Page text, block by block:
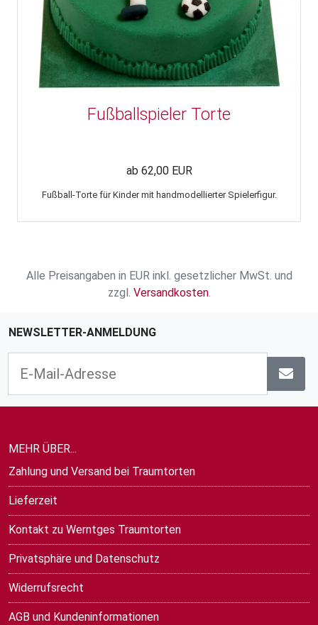
Fußballspieler Torte
ab 62,00 EUR
Fußball-Torte für Kinder mit handmodellierter Spielerfigur.
Alle Preisangaben in EUR inkl. gesetzlicher MwSt. und
zzgl. Versandkosten.
NEWSLETTER-ANMELDUNG
MEHR ÜBER...
Zahlung und Versand bei Traumtorten
Lieferzeit
Kontakt zu Werntges Traumtorten
Privatsphäre und Datenschutz
Widerrufsrecht
AGB und Kundeninformationen